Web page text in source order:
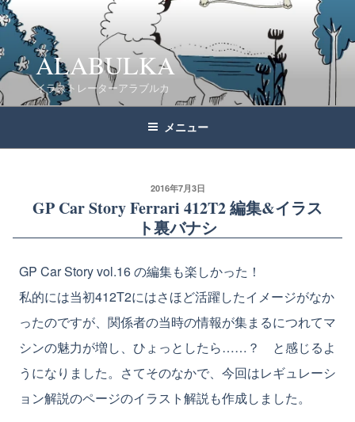
コ
ン
テ
ン
ツ
ALABULKA
イラストレーターアラブルカ
メニュー
2016年7月3日
GP Car Story Ferrari 412T2 編集&イラス
ト裏バナシ
GP Car Story vol.16 の編集も楽しかった！
私的には当初412T2にはさほど活躍したイメージがなか
ったのですが、関係者の当時の情報が集まるにつれてマ
シンの魅力が増し、ひょっとしたら……？ と感じるよ
うになりました。さてそのなかで、今回はレギュレーシ
ョン解説のページのイラスト解説も作成しました。